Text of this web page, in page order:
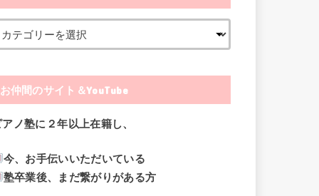
お仲間のサイト＆YouTube
アノ塾に２年以上在籍し、
今、お手伝いいただいている
塾卒業後、まだ繋がりがある方